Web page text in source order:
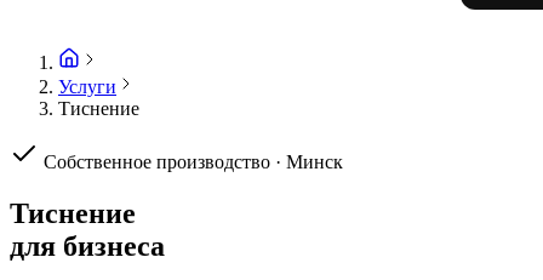
Услуги
Тиснение
Собственное производство · Минск
Тиснение
для бизнеса